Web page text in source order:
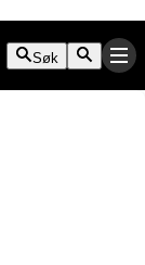
Søk